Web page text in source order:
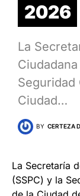
2026
La
Seguridad
Ciudad…
BY CERTEZA
La Secretaría
(SSPC) y la